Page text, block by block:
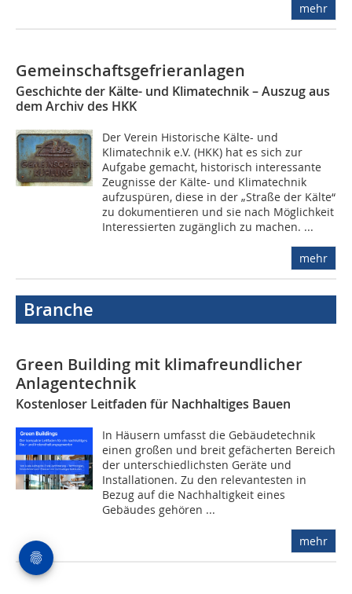
mehr
Gemeinschaftsgefrieranlagen
Geschichte der Kälte- und Klimatechnik – Auszug aus
dem Archiv des HKK
Der Verein Historische Kälte- und
Klimatechnik e.V. (HKK) hat es sich zur
Aufgabe gemacht, historisch interessante
Zeugnisse der Kälte- und Klimatechnik
aufzuspüren, diese in der „Straße der Kälte“
zu dokumentieren und sie nach Möglichkeit
Interessierten zugänglich zu machen. ...
mehr
Branche
Green Building mit klima­freundlicher
Anlagentechnik
Kostenloser Leitfaden für Nachhaltiges Bauen
In Häusern umfasst die Gebäudetechnik
einen großen und breit gefächerten Bereich
der unterschiedlichsten Geräte und
Installationen. Zu den relevantesten in
Bezug auf die Nachhaltigkeit eines
Gebäudes gehören ...
mehr